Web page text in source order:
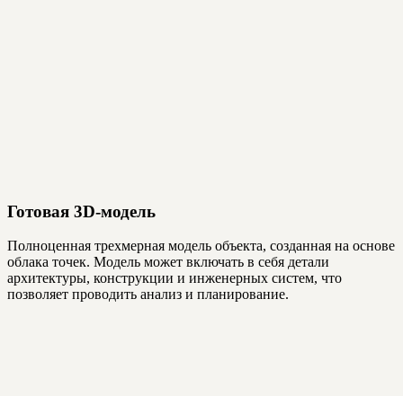
Готовая 3D-модель
Полноценная трехмерная модель объекта, созданная на основе
облака точек. Модель может включать в себя детали
архитектуры, конструкции и инженерных систем, что
позволяет проводить анализ и планирование.